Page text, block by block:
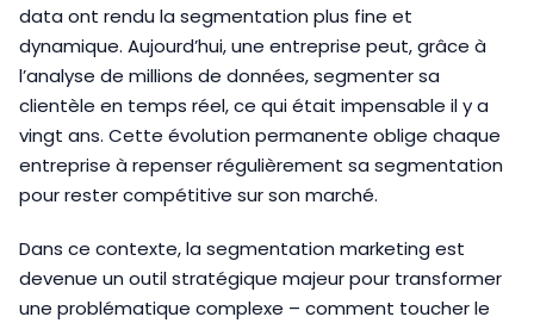
data ont rendu la segmentation plus fine et
dynamique. Aujourd’hui, une entreprise peut, grâce à
l’analyse de millions de données, segmenter sa
clientèle en temps réel, ce qui était impensable il y a
vingt ans. Cette évolution permanente oblige chaque
entreprise à repenser régulièrement sa segmentation
pour rester compétitive sur son marché.
Dans ce contexte, la segmentation marketing est
devenue un outil stratégique majeur pour transformer
une problématique complexe – comment toucher le